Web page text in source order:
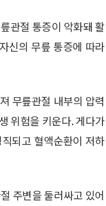
관절 통증이 악화돼 활
신의 무릎 통증에 따라
무릎관절 내부의 압력
위험을 키운다. 게다가
되고 혈액순환이 저하
주변을 둘러싸고 있어